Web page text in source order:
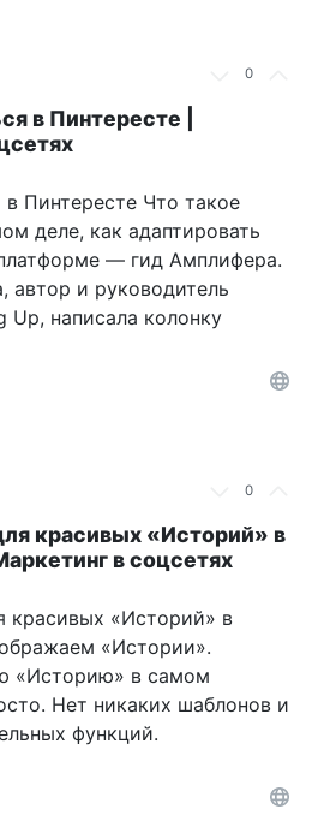
0
в Пинтересте |
в Пинтересте Что такое
деле, как адаптировать
— гид Амплифера.
автор и руководитель
Up, написала колонку
0
красивых «Историй» в
в соцсетях
красивых «Историй» в
«Истории».
«Историю» в самом
Нет никаких шаблонов и
функций.